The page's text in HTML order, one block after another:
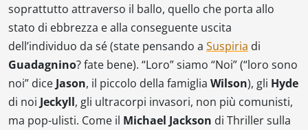
soprattutto attraverso il ballo, quello che porta allo
stato di ebbrezza e alla conseguente uscita
dell’individuo da sé (state pensando a Suspiria di
Guadagnino? fate bene). “Loro” siamo “Noi” (“loro sono
noi” dice Jason, il piccolo della famiglia Wilson), gli Hyde
di noi Jeckyll, gli ultracorpi invasori, non più comunisti,
ma pop-ulisti. Come il Michael Jackson di Thrillersulla